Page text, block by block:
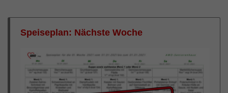
Speiseplan: Nächste Woche